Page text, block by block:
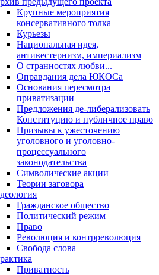
Крупные мероприятия
консервативного толка
Курьезы
Национальная идея,
антивестернизм, империализм
О странностях любви...
Оправдания дела ЮКОСа
Основания пересмотра
приватизации
Предложения де-либерализовать
Конституцию и публичное право
Призывы к ужесточению
уголовного и уголовно-
процессуального
законодательства
Символические акции
Теории заговора
Гражданское общество
Политический режим
Право
Революция и контрреволюция
Свобода слова
Приватность